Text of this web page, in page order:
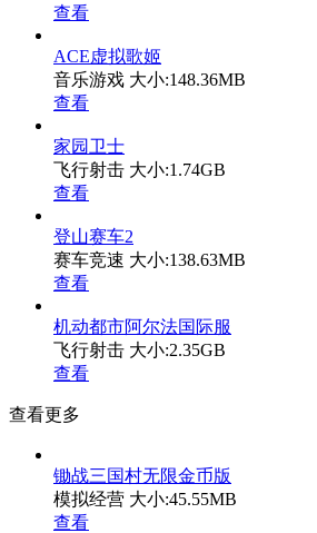
查看
ACE虚拟歌姬
音乐游戏 大小:148.36MB
查看
家园卫士
飞行射击 大小:1.74GB
查看
登山赛车2
赛车竞速 大小:138.63MB
查看
机动都市阿尔法国际服
飞行射击 大小:2.35GB
查看
查看更多
锄战三国村无限金币版
模拟经营 大小:45.55MB
查看